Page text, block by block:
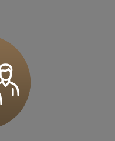
Zapisz mnie